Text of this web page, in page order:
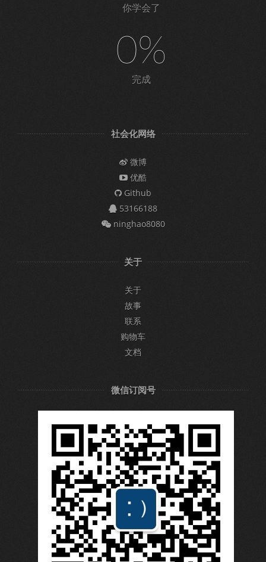
你学会了
0%
完成
社会化网络
微博
优酷
Github
53166188
ninghao8080
关于
关于
故事
联系
购物车
文档
微信订阅号